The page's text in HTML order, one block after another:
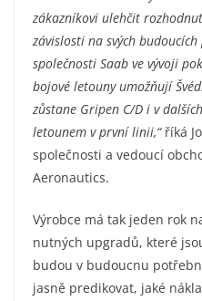
zákazníkovi ulehčit
závislosti na svých
společnosti Saab ve vývoji
bojové letouny umožňují
zůstane Gripen C/D i v
letounem v první linii,“říká
společnosti a vedoucí
Aeronautics.
Výrobce má tak jeden rok
nutných upgradů, které
budou v budoucnu
jasně predikovat, jaké